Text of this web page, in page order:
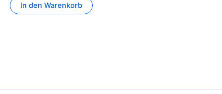
In den Warenkorb